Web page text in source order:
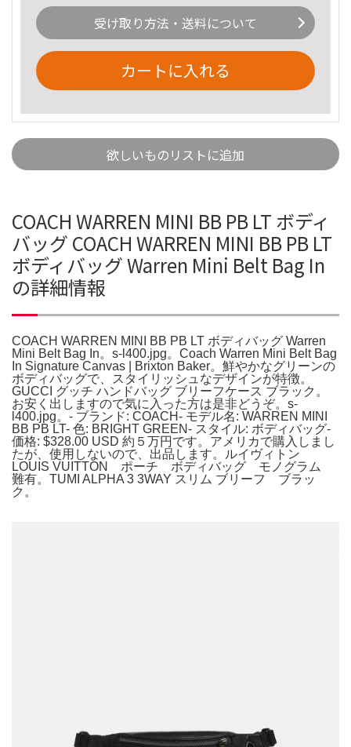
受け取り方法・送料について
カートに入れる
欲しいものリストに追加
COACH WARREN MINI BB PB LT ボディ
バッグ COACH WARREN MINI BB PB LT
ボディバッグ Warren Mini Belt Bag In
の詳細情報
COACH WARREN MINI BB PB LT ボディバッグ Warren
Mini Belt Bag In。s-l400.jpg。Coach Warren Mini Belt Bag
In Signature Canvas | Brixton Baker。鮮やかなグリーンの
ボディバッグで、スタイリッシュなデザインが特徴。
GUCCI グッチ ハンドバッグ ブリーフケース ブラック。
お安く出しますので気に入った方は是非どうぞ。s-
l400.jpg。- ブランド: COACH- モデル名: WARREN MINI
BB PB LT- 色: BRIGHT GREEN- スタイル: ボディバッグ-
価格: $328.00 USD 約５万円です。アメリカで購入しまし
たが、使用しないので、出品します。ルイヴィトン
LOUIS VUITTON ポーチ ボディバッグ モノグラム
難有。TUMI ALPHA 3 3WAY スリム ブリーフ ブラッ
ク。